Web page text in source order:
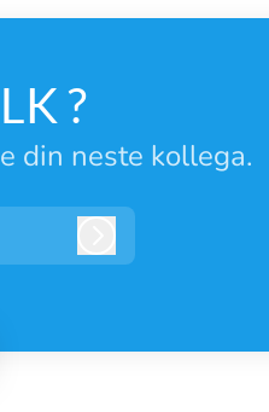
?
din neste kollega.